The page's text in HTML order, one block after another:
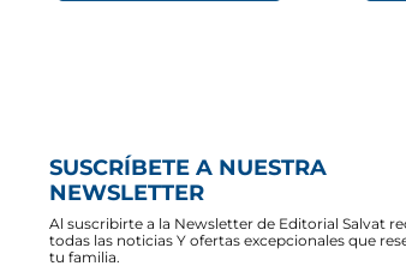
SUSCRÍBETE A NUESTRA
NEWSLETTER
Al suscribirte a la Newsletter de Editorial Salvat
todas las noticias Y ofertas excepcionales que
tu familia.